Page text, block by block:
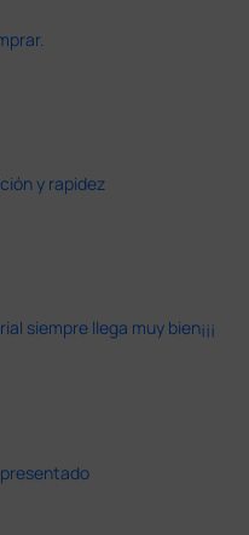
y rapidez
siempre llega muy bien¡¡¡